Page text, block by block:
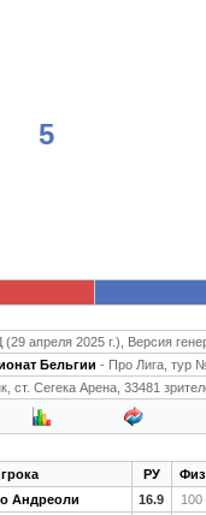
5
апреля 2025 г.), Версия
Бельгии - Про Лига, тур
ст. Сегека Арена, 33481
РУ Физ
Андреоли 16.9 100